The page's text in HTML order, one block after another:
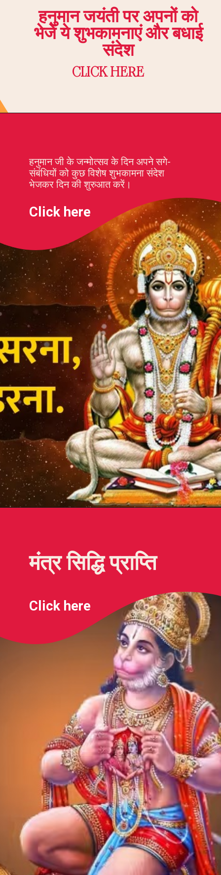
हनुमान जयंती पर अपनों को
भेजें ये शुभकामनाएं और बधाई
संदेश
CLICK HERE
MorningTreat
yourself
हनुमान जी के जन्मोत्सव के दिन अपने सगे-
संबंधियों को कुछ विशेष शुभकामना संदेश
भेजकर दिन की शुरुआत करें।
Click here
Morning
Treat
yourself
मंत्र सिद्धि प्राप्ति
Click here